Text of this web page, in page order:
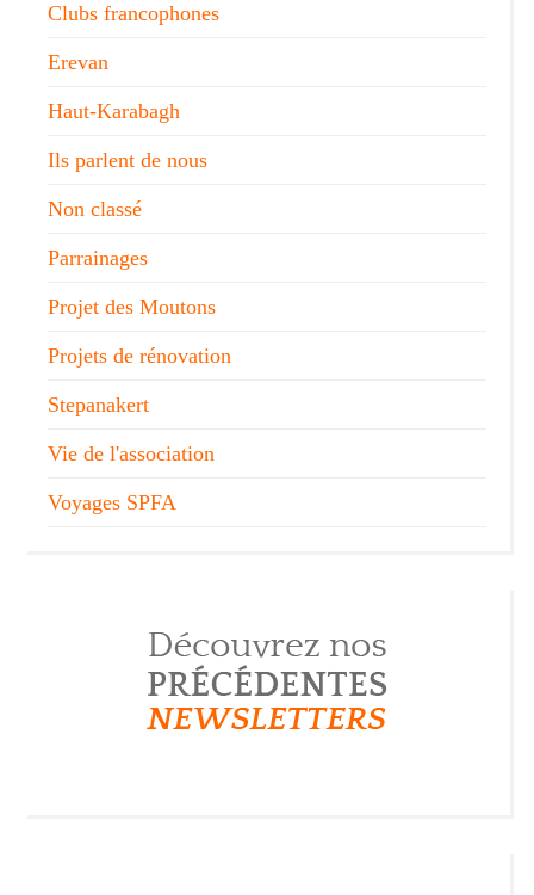
Clubs francophones
Erevan
Haut-Karabagh
Ils parlent de nous
Non classé
Parrainages
Projet des Moutons
Projets de rénovation
Stepanakert
Vie de l'association
Voyages SPFA